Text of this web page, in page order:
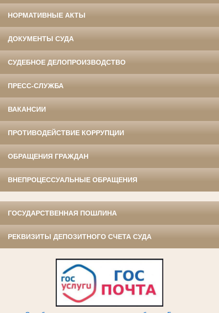
НОРМАТИВНЫЕ АКТЫ
ДОКУМЕНТЫ СУДА
СУДЕБНОЕ ДЕЛОПРОИЗВОДСТВО
ПРЕСС-СЛУЖБА
ВАКАНСИИ
ПРОТИВОДЕЙСТВИЕ КОРРУПЦИИ
ОБРАЩЕНИЯ ГРАЖДАН
ВНЕПРОЦЕССУАЛЬНЫЕ ОБРАЩЕНИЯ
ГОСУДАРСТВЕННАЯ ПОШЛИНА
РЕКВИЗИТЫ ДЕПОЗИТНОГО СЧЕТА СУДА